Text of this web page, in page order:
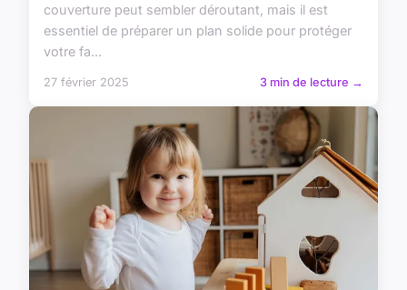
couverture peut sembler déroutant, mais il est
essentiel de préparer un plan solide pour protéger
votre fa...
27 février 2025 3 min de lecture →